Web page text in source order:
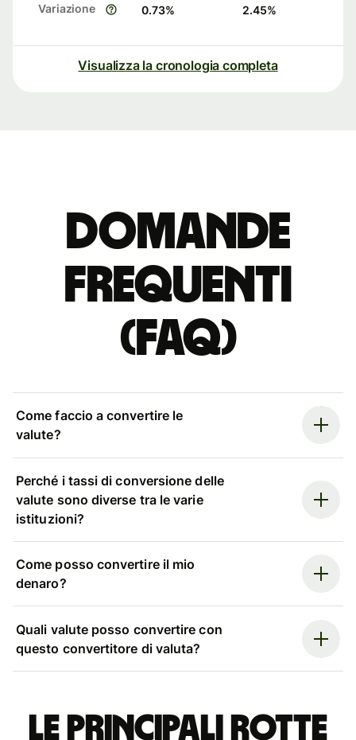
Variazione 0.73% 2.45%
Visualizza la cronologia completa
Domande
Frequenti
(FAQ)
Come faccio a convertire le
valute?
Perché i tassi di conversione delle
valute sono diverse tra le varie
istituzioni?
Come posso convertire il mio
denaro?
Quali valute posso convertire con
questo convertitore di valuta?
Le principali rotte